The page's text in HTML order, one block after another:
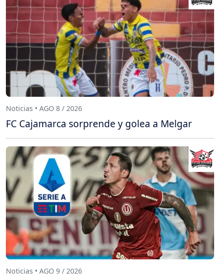
Noticias • AGO 8 / 2026
FC Cajamarca sorprende y golea a Melgar
Noticias • AGO 9 / 2026